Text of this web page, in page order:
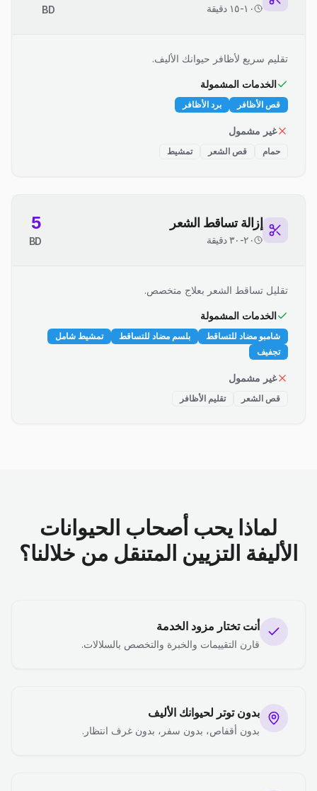
١٠-١٥ دقيقة BD
تقليم سريع لأظافر حيوانك الأليف.
الخدمات المشمولة
قص الأظافر برد الأظافر
غير مشمول
حمام قص الشعر تمشيط
إزالة تساقط الشعر
٢٠-٣٠ دقيقة
5
BD
تقليل تساقط الشعر بعلاج متخصص.
الخدمات المشمولة
شامبو مضاد للتساقط بلسم مضاد للتساقط
تمشيط شامل
تجفيف
غير مشمول
قص الشعر تقليم الأظافر
لماذا يحب أصحاب الحيوانات
الأليفة التزيين المتنقل من خلالنا؟
أنت تختار مزود الخدمة
قارن التقييمات والخبرة والتخصص بالسلالات.
بدون توتر لحيوانك الأليف
بدون أقفاص، بدون سفر، بدون غرف انتظار.